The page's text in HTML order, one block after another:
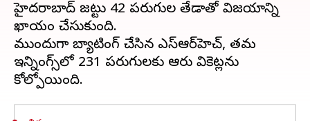
హైదరాబాద్ జట్టు 42 పరుగుల తేడాతో విజయాన్ని
ఖాయం చేసుకుంది.
ముందుగా బ్యాటింగ్ చేసిన ఎస్‌ఆర్‌హెచ్, తమ
ఇన్నింగ్స్‌లో 231 పరుగులకు ఆరు వికెట్లను